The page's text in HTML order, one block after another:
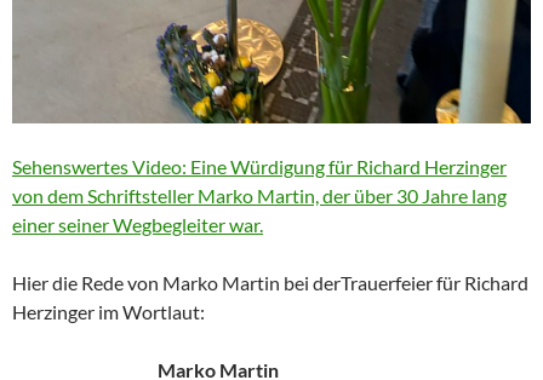
Sehenswertes Video: Eine Würdigung für Richard Herzinger
von dem Schriftsteller Marko Martin, der über 30 Jahre lang
einer seiner Wegbegleiter war.
Hier die Rede von Marko Martin bei derTrauerfeier für Richard
Herzinger im Wortlaut:
Marko Martin